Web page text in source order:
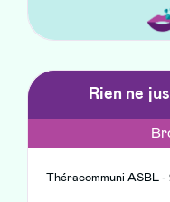
Rien ne
Théracommuni ASBL